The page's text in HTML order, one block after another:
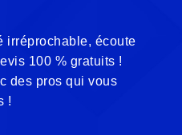
irréprochable, écoute
100 % gratuits !
des pros qui vous
!